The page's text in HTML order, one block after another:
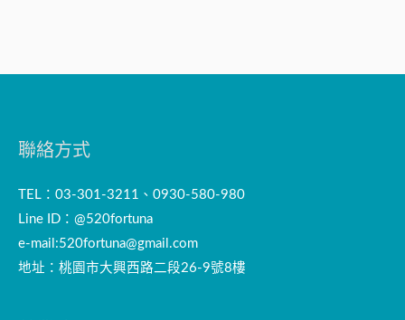
聯絡方式
TEL：03-301-3211、0930-580-980
Line ID：@520fortuna
e-mail:520fortuna@gmail.com
地址：桃園市大興西路二段26-9號8樓